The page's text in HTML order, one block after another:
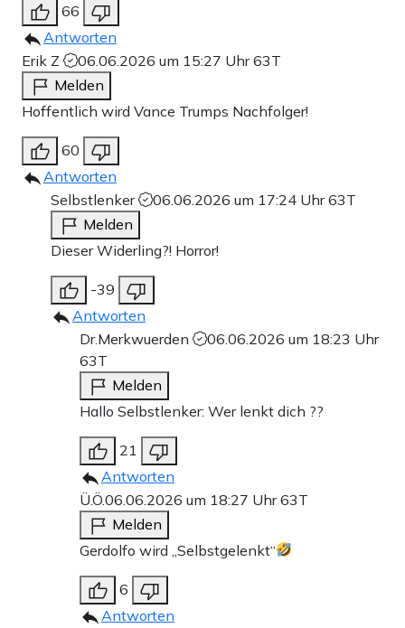
66
Antworten
Erik Z
06.06.2026 um 15:27 Uhr63T
Melden
Hoffentlich wird Vance Trumps Nachfolger!
60
Antworten
Selbstlenker
06.06.2026 um 17:24 Uhr63T
Melden
Dieser Widerling?! Horror!
-39
Antworten
Dr.Merkwuerden
06.06.2026 um 18:23 Uhr
63T
Melden
Hallo Selbstlenker: Wer lenkt dich ??
21
Antworten
Ü.Ö.06.06.2026 um 18:27 Uhr63T
Melden
Gerdolfo wird „Selbstgelenkt“
6
Antworten